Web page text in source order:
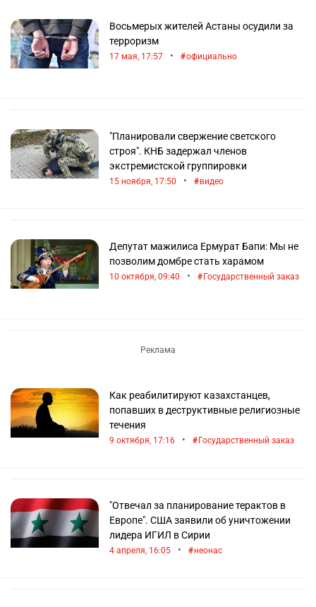
Восьмерых жителей Астаны осудили за
терроризм
17 мая, 17:57 • официально
"Планировали свержение светского
строя". КНБ задержал членов
экстремистской группировки
15 ноября, 17:50 • видео
Депутат мажилиса Ермурат Бапи: Мы не
позволим домбре стать харамом
10 октября, 09:40 • Государственный заказ
Как реабилитируют казахстанцев,
попавших в деструктивные религиозные
течения
9 октября, 17:16 • Государственный заказ
"Отвечал за планирование терактов в
Европе". США заявили об уничтожении
лидера ИГИЛ в Сирии
4 апреля, 16:05 • неонас